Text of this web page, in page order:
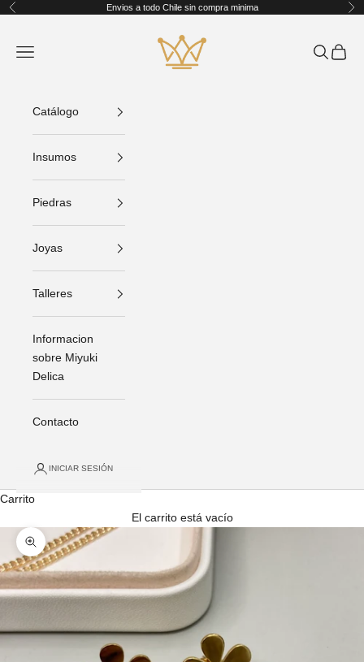
Ir al contenido
Anterior Envios a todo Chile sin compra minima
King Crafts
Abrir menú de navegación
AbrirAbrir
Catálogo
Insumos
Piedras
Joyas
Talleres
Informacion
sobre Miyuki
Delica
Contacto
INICIAR SESIÓN
Carrito
El carrito está vacío
Zoom